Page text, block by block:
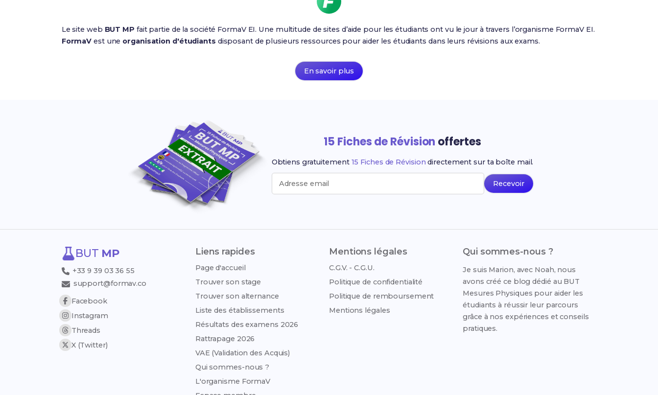
Le site web BUT MP fait partie de la société FormaV EI. Une multitude de sites d’aide pour les étudiants ont vu le jour à travers l’organisme FormaV EI.
FormaV est une organisation d'étudiants disposant de plusieurs ressources pour aider les étudiants dans leurs révisions aux exams.
En savoir plus
15 Fiches de Révision offertes
Obtiens gratuitement 15 Fiches de Révision directement sur ta boîte mail.
Adresse email Recevoir
BUT MP
+33 9 39 03 36 55
support@formav.co
Facebook
Instagram
Threads
X (Twitter)
Liens rapides
Page d'accueil
Trouver son stage
Trouver son alternance
Liste des établissements
Résultats des examens 2026
Rattrapage 2026
VAE (Validation des Acquis)
Qui sommes-nous ?
L'organisme FormaV
Mentions légales
C.G.V. - C.G.U.
Politique de confidentialité
Politique de remboursement
Mentions légales
Qui sommes-nous ?
Je suis Marion, avec Noah, nous
avons créé ce blog dédié au BUT
Mesures Physiques pour aider les
étudiants à réussir leur parcours
grâce à nos expériences et conseils
pratiques.